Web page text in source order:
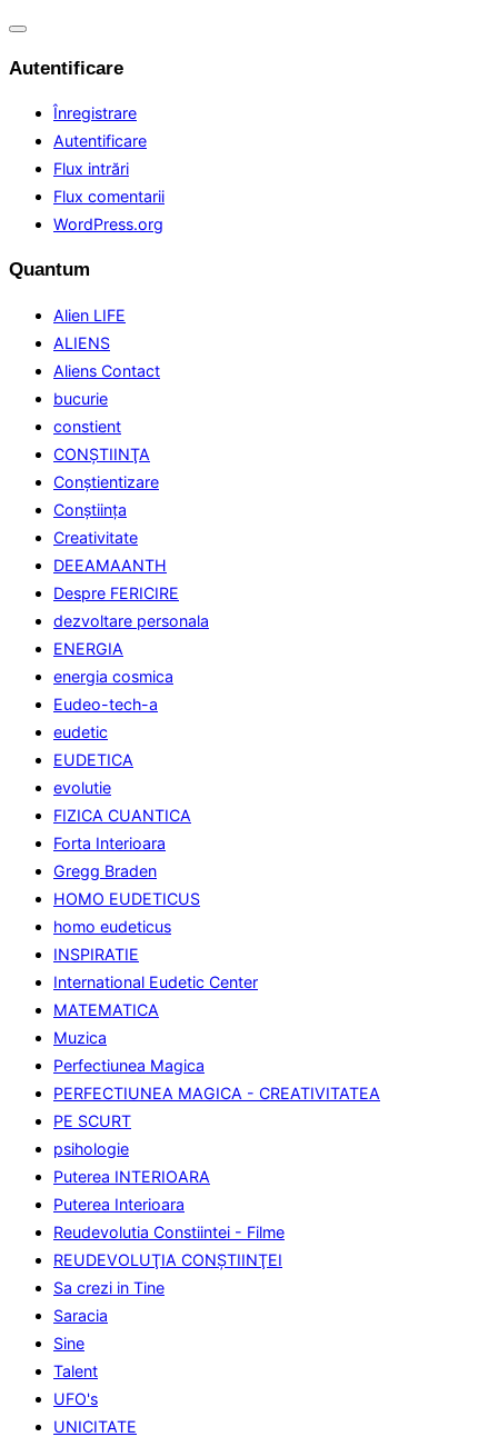
Comută
Autentificare
Înregistrare
Autentificare
Flux intrări
Flux comentarii
WordPress.org
Quantum
Alien LIFE
ALIENS
Aliens Contact
bucurie
constient
CONŞTIINŢA
Conştientizare
Conştiinţa
Creativitate
DEEAMAANTH
Despre FERICIRE
dezvoltare personala
ENERGIA
energia cosmica
Eudeo-tech-a
eudetic
EUDETICA
evolutie
FIZICA CUANTICA
Forta Interioara
Gregg Braden
HOMO EUDETICUS
homo eudeticus
INSPIRATIE
International Eudetic Center
MATEMATICA
Muzica
Perfectiunea Magica
PERFECTIUNEA MAGICA - CREATIVITATEA
PE SCURT
psihologie
Puterea INTERIOARA
Puterea Interioara
Reudevolutia Constiintei - Filme
REUDEVOLUŢIA CONŞTIINŢEI
Sa crezi in Tine
Saracia
Sine
Talent
UFO's
UNICITATE